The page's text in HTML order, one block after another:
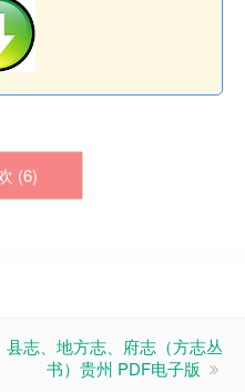
(6)
县志、地方志、府志（方志丛
书）贵州 PDF电子版